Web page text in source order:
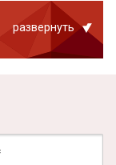
развернуть